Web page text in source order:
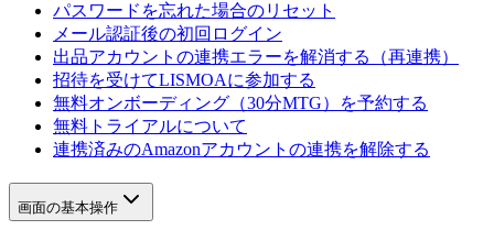
パスワードを忘れた場合のリセット
メール認証後の初回ログイン
出品アカウントの連携エラーを解消する（再連携）
招待を受けてLISMOAに参加する
無料オンボーディング（30分MTG）を予約する
無料トライアルについて
連携済みのAmazonアカウントの連携を解除する
画面の基本操作